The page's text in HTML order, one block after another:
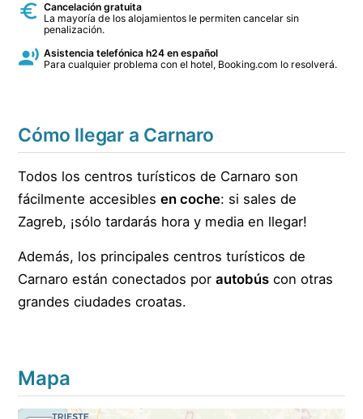
Cancelación gratuita
La mayoría de los alojamientos le permiten cancelar sin
penalización.
Asistencia telefónica h24 en español
Para cualquier problema con el hotel, Booking.com lo resolverá.
Cómo llegar a Carnaro
Todos los centros turísticos de Carnaro son
fácilmente accesiblesen coche: si sales de
Zagreb, ¡sólo tardarás hora y media en llegar!
Además, los principales centros turísticos de
Carnaro están conectados porautobús con otras
grandes ciudades croatas.
Mapa